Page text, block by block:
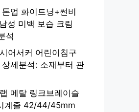
업 화이트닝+썬비
성 미백 보습 크림
석
어서커 어린이침구
세분석: 소재부터 관
메탈 링크브레이슬
계줄 42/44/45mm